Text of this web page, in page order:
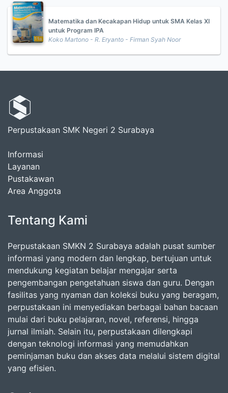
Matematika dan Kecakapan Hidup untuk SMA Kelas XI
untuk Program IPA
Koko Martono - R. Eryanto - Firman Syah Noor
Perpustakaan SMK Negeri 2 Surabaya
Informasi
Layanan
Pustakawan
Area Anggota
Tentang Kami
Perpustakaan SMKN 2 Surabaya adalah pusat sumber
informasi yang modern dan lengkap, bertujuan untuk
mendukung kegiatan belajar mengajar serta
pengembangan pengetahuan siswa dan guru. Dengan
fasilitas yang nyaman dan koleksi buku yang beragam,
perpustakaan ini menyediakan berbagai bahan bacaan
mulai dari buku pelajaran, novel, referensi, hingga
jurnal ilmiah. Selain itu, perpustakaan dilengkapi
dengan teknologi informasi yang memudahkan
peminjaman buku dan akses data melalui sistem digital
yang efisien.